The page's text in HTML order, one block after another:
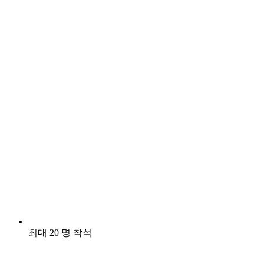
최대 20 명 착석